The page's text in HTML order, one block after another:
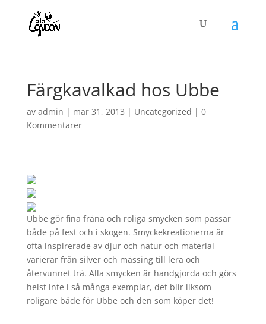
Färgkavalkad hos Ubbe
av admin | mar 31, 2013 | Uncategorized | 0
Kommentarer
Ubbe gör fina fräna och roliga smycken som passar
både på fest och i skogen. Smyckekreationerna är
ofta inspirerade av djur och natur och material
varierar från silver och mässing till lera och
återvunnet trä. Alla smycken är handgjorda och görs
helst inte i så många exemplar, det blir liksom
roligare både för Ubbe och den som köper det!